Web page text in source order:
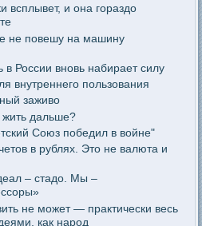
всплывет, и она гораздо
не повешу на машину
в России вновь набирает силу
внутреннего пользования
заживо
жить дальше?
Союз победил в войне"
в рублях. Это не валюта и
– стадо. Мы –
не может — практически весь
как народ